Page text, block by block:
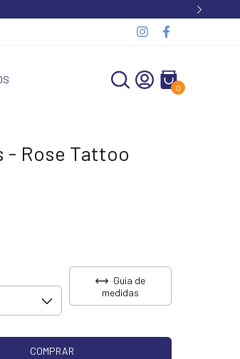
0
- Rose Tattoo
Guia de
medidas